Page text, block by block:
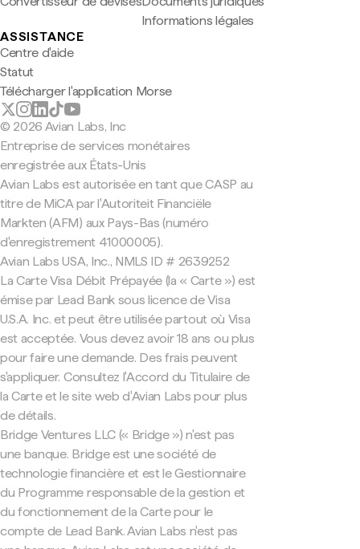
Informations légales
ASSISTANCE
Centre d'aide
Statut
Télécharger l'application Morse
© 2026 Avian Labs, Inc
Entreprise de services monétaires
enregistrée aux États-Unis
Avian Labs est autorisée en tant que CASP au
titre de MiCA par l'Autoriteit Financiële
Markten (AFM) aux Pays-Bas (numéro
d'enregistrement 41000005).
Avian Labs USA, Inc., NMLS ID # 2639252
La Carte Visa Débit Prépayée (la « Carte ») est
émise par Lead Bank sous licence de Visa
U.S.A. Inc. et peut être utilisée partout où Visa
est acceptée. Vous devez avoir 18 ans ou plus
pour faire une demande. Des frais peuvent
s'appliquer. Consultez l'Accord du Titulaire de
la Carte et le site web d'Avian Labs pour plus
de détails.
Bridge Ventures LLC (« Bridge ») n'est pas
une banque. Bridge est une société de
technologie financière et est le Gestionnaire
du Programme responsable de la gestion et
du fonctionnement de la Carte pour le
compte de Lead Bank. Avian Labs n'est pas